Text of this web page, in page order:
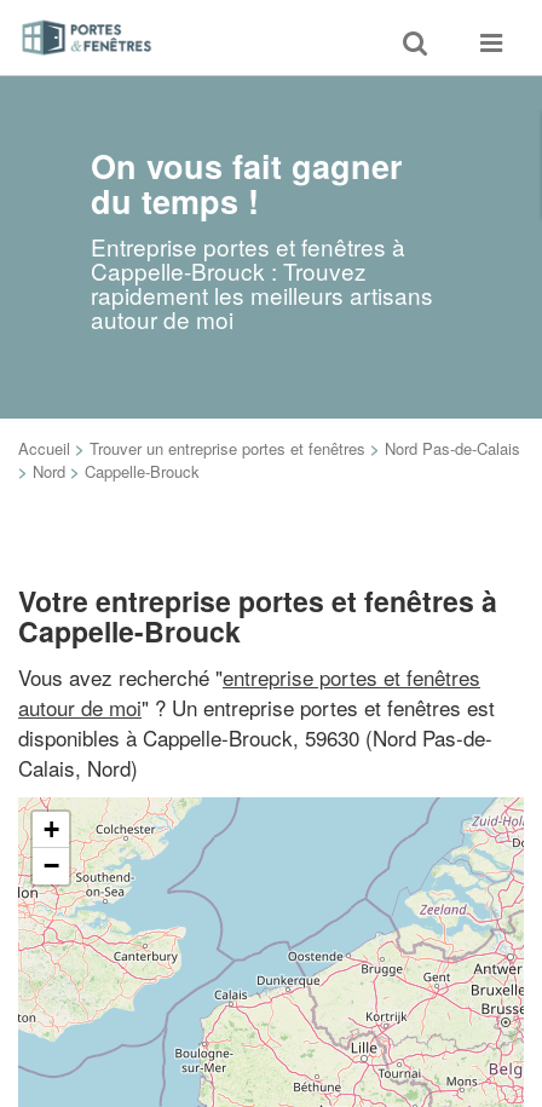
Toggle
search
Toggle
On vous fait gagner
du temps !
Entreprise portes et fenêtres à
Cappelle-Brouck : Trouvez
rapidement les meilleurs artisans
autour de moi
Accueil > Trouver un entreprise portes et fenêtres > Nord Pas-de-Calais
> Nord > Cappelle-Brouck
Votre entreprise portes et fenêtres à
Cappelle-Brouck
Vous avez recherché "entreprise portes et fenêtres
autour de moi" ? Un entreprise portes et fenêtres est
disponibles à Cappelle-Brouck, 59630 (Nord Pas-de-
Calais, Nord)
+
−